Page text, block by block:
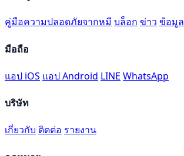
คู่มือความปลอดภัยจากหมี บล็อก ข่าว ข้อมูล
มือถือ
แอป iOS แอป Android LINE WhatsApp
บริษัท
เกี่ยวกับ ติดต่อ รายงาน